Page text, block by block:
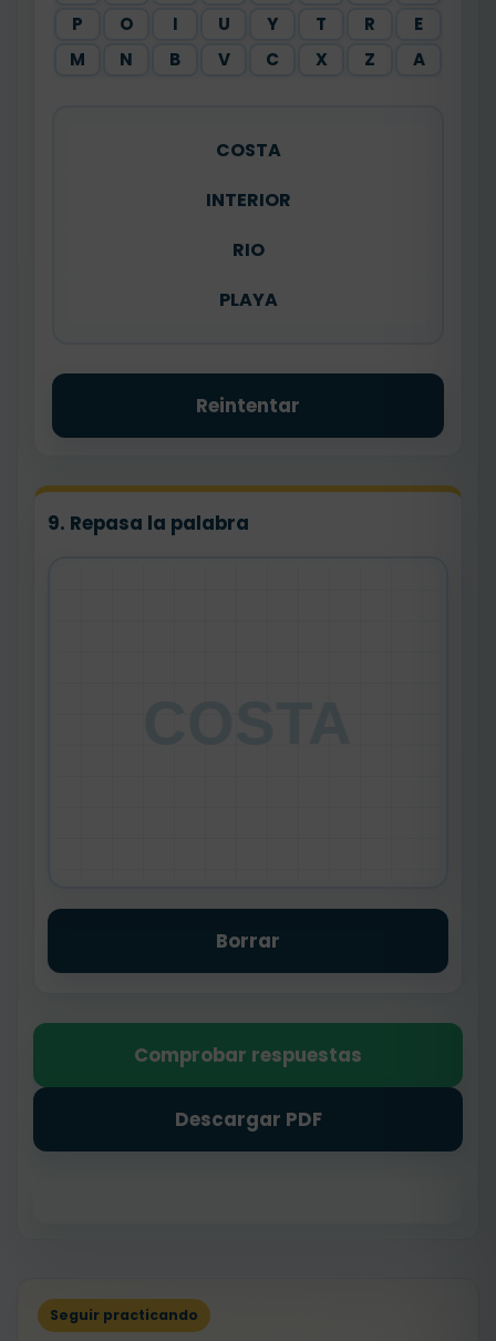
P O I U Y T R
E
M
N B V C X Z A
COSTA
INTERIOR
RIO
PLAYA
Reintentar
9. Repasa la palabra
Borrar
Comprobar respuestas
Descargar PDF
Seguir practicando